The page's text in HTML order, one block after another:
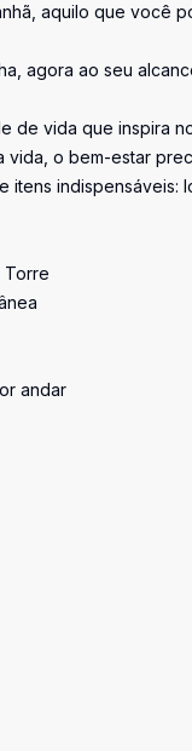
aquilo que você
agora ao seu
de vida que inspira
vida, o bem-estar
itens indispensáveis:
Torre
andar